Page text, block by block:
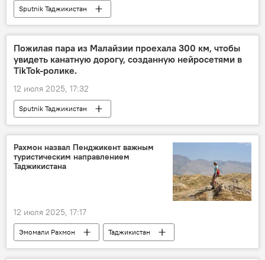
Sputnik Таджикистан
Пожилая пара из Малайзии проехала 300 км, чтобы
увидеть канатную дорогу, созданную нейросетями в
TikTok-ролике.
12 июля 2025, 17:32
Sputnik Таджикистан
Рахмон назвал Пенджикент важным
туристическим направлением
Таджикистана
12 июля 2025, 17:17
Эмомали Рахмон
Таджикистан
Туризм
Пенджикент